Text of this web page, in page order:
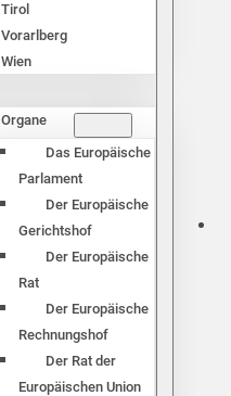
Tirol
Vorarlberg
Wien
Organe
Das Europäische
Parlament
Der Europäische
Gerichtshof
Der Europäische
Rat
Der Europäische
Rechnungshof
Der Rat der
Europäischen Union